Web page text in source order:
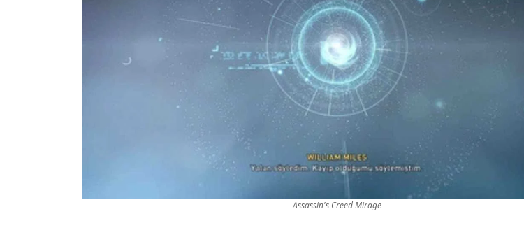
Assassin's Creed Mirage